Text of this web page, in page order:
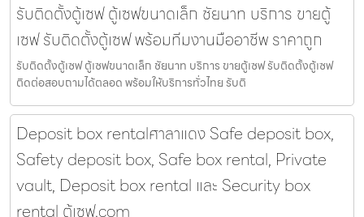
รับติดตั้งตู้เซฟ ตู้เซฟขนาดเล็ก ชัยนาท บริการ ขายตู้
เซฟ รับติดตั้งตู้เซฟ พร้อมทีมงานมืออาชีพ ราคาถูก
รับติดตั้งตู้เซฟ ตู้เซฟขนาดเล็ก ชัยนาท บริการ ขายตู้เซฟ รับติดตั้งตู้เซฟ
ติดต่อสอบถามได้ตลอด พร้อมให้บริการทั่วไทย รับติ
Deposit box rentalศาลาแดง Safe deposit box,
Safety deposit box, Safe box rental, Private
vault, Deposit box rental และ Security box
rental ตู้เซฟ.com